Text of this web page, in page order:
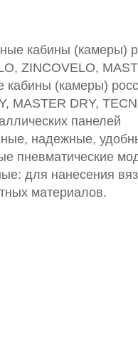
кабины (камеры)
ZINCOVELO,
кабины (камеры)
MASTER DRY,
панелей
надежные,
пневматические
для нанесения
материалов.